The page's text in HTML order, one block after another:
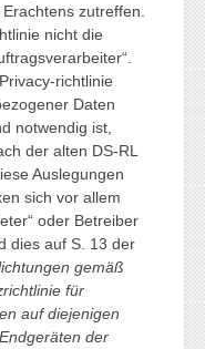
zutreffen.
nicht die
richtlinie
Daten
notwendig ist,
der alten DS-RL
Auslegungen
sich vor allem
oder Betreiber
dies auf S. 13 der
gemäß
für
auf diejenigen
der